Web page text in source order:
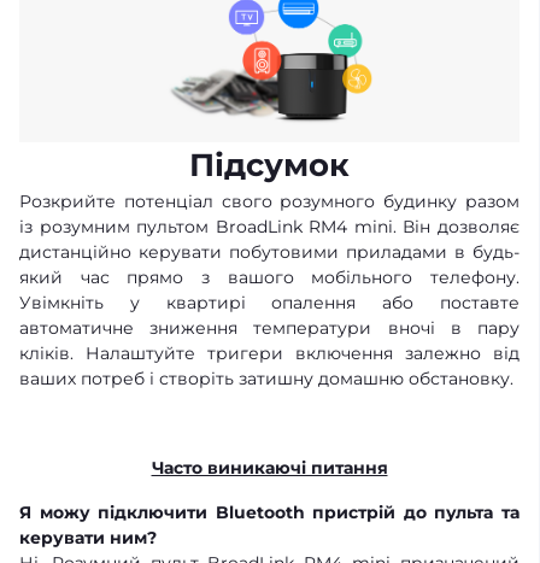
Підсумок
Розкрийте потенціал свого розумного будинку разом
із розумним пультом BroadLink RM4 mini. Він дозволяє
дистанційно керувати побутовими приладами в будь-
який час прямо з вашого мобільного телефону.
Увімкніть у квартирі опалення або поставте
автоматичне зниження температури вночі в пару
кліків. Налаштуйте тригери включення залежно від
ваших потреб і створіть затишну домашню обстановку.
Часто виникаючі питання
Я можу підключити Bluetooth пристрій до пульта та
керувати ним?